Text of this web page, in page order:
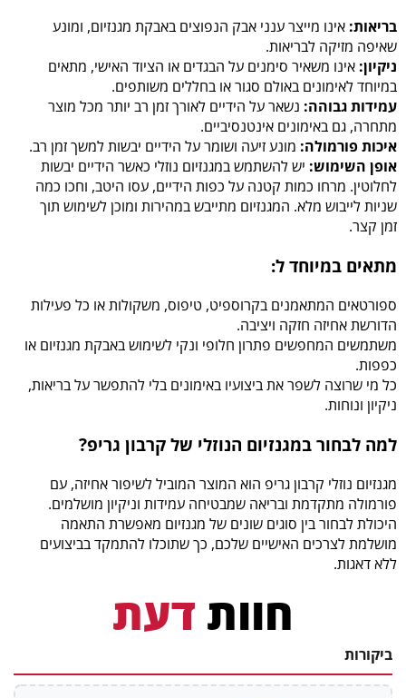
בריאות: אינו מייצר ענני אבק הנפוצים באבקת מגנזיום, ומונע
שאיפה מזיקה לבריאות.
ניקיון: אינו משאיר סימנים על הבגדים או הציוד האישי, מתאים
במיוחד לאימונים באולם סגור או בחללים משותפים.
עמידות גבוהה: נשאר על הידיים לאורך זמן רב יותר מכל מוצר
מתחרה, גם באימונים אינטנסיביים.
איכות פורמולה: מונע זיעה ושומר על הידיים יבשות למשך זמן רב.
אופן השימוש: יש להשתמש במגנזיום נוזלי כאשר הידיים יבשות
לחלוטין. מרחו כמות קטנה על כפות הידיים, עסו היטב, וחכו כמה
שניות לייבוש מלא. המגנזיום מתייבש במהירות ומוכן לשימוש תוך
זמן קצר.
מתאים במיוחד ל:
ספורטאים המתאמנים בקרוספיט, טיפוס, משקולות או כל פעילות
הדורשת אחיזה חזקה ויציבה.
משתמשים המחפשים פתרון חלופי ונקי לשימוש באבקת מגנזיום או
כפפות.
כל מי שרוצה לשפר את ביצועיו באימונים בלי להתפשר על בריאות,
ניקיון ונוחות.
למה לבחור במגנזיום הנוזלי של קרבון גריפ?
מגנזיום נוזלי קרבון גריפ הוא המוצר המוביל לשיפור אחיזה, עם
פורמולה מתקדמת ובריאה שמבטיחה עמידות וניקיון מושלמים.
היכולת לבחור בין סוגים שונים של מגנזיום מאפשרת התאמה
מושלמת לצרכים האישיים שלכם, כך שתוכלו להתמקד בביצועים
ללא דאגות.
חוות דעת
ביקורות